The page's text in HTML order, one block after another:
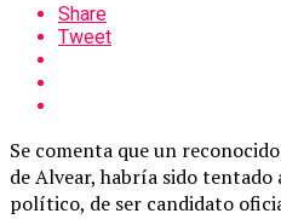
Share
Tweet
Se comenta que un
de Alvear, habría sido
político, de ser candidato